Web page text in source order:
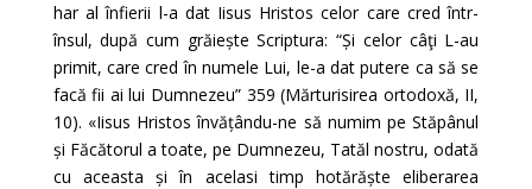
har al înfierii l-a dat Iisus Hristos celor care cred într-
însul, după cum grăiește Scriptura: “Și celor câţi L-au
primit, care cred în numele Lui, le-a dat putere ca să se
facă fii ai lui Dumnezeu” 359 (Mărturisirea ortodoxă, II,
10). «Iisus Hristos învățându-ne să numim pe Stăpânul
și Făcătorul a toate, pe Dumnezeu, Tatăl nostru, odată
cu aceasta și în acelasi timp hotărăște eliberarea